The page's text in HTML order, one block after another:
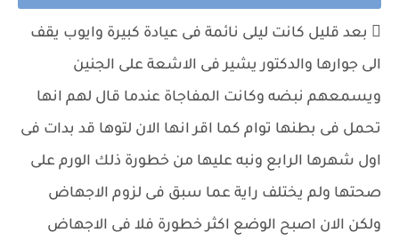
 بعد قليل كانت ليلى نائمة فى عيادة كبيرة وايوب يقف
الى جوارها والدكتور يشير فى الاشعة على الجنين
ويسمعهم نبضه وكانت المفاجاة عندما قال لهم انها
تحمل فى بطنها توام كما اقر انها الان لتوها قد بدات فى
اول شهرها الرابع ونبه عليها من خطورة ذلك الورم على
صحتها ولم يختلف راية عما سبق فى لزوم الاجهاض
ولكن الان اصبح الوضع اكثر خطورة فلا فى الاجهاض